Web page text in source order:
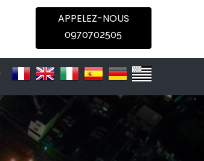
APPELEZ-NOUS
0970702505